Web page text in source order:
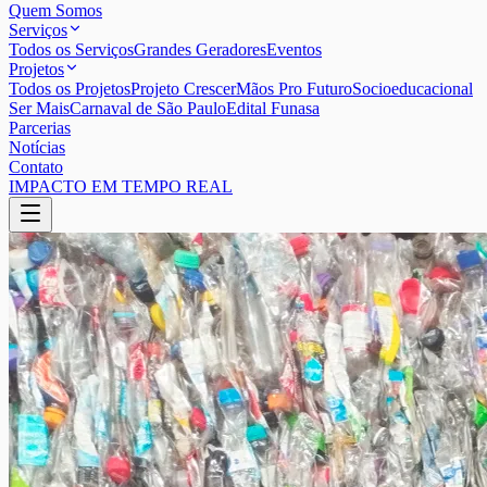
Quem Somos
Serviços
Todos os ServiçosGrandes GeradoresEventos
Projetos
Todos os ProjetosProjeto CrescerMãos Pro FuturoSocioeducacional
Ser MaisCarnaval de São PauloEdital Funasa
Parcerias
Notícias
Contato
IMPACTO EM TEMPO REAL